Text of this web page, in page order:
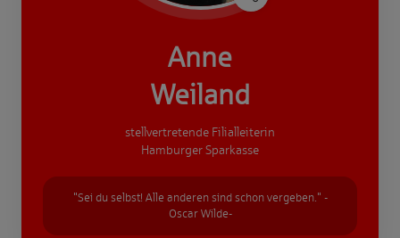
Anne
Weiland
stellvertretende Filialleiterin
Hamburger Sparkasse
"Sei du selbst! Alle anderen sind schon vergeben." -
Oscar Wilde-